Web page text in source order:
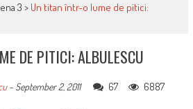
3 > Un titan într-o lume de pitici:
DE PITICI: ALBULESCU
- September 2, 2011 67 6887